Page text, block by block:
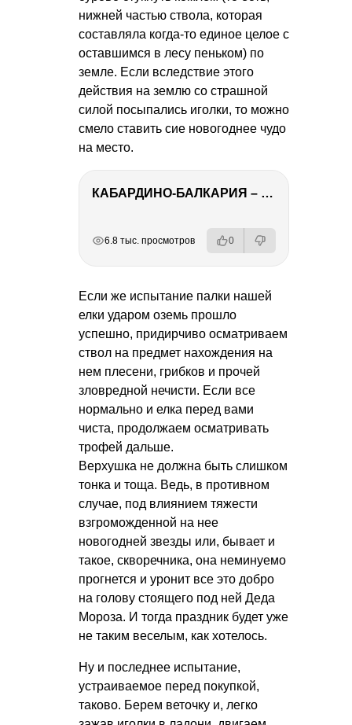
нижней частью ствола, которая
составляла когда-то единое целое с
оставшимся в лесу пеньком) по
земле. Если вследствие этого
действия на землю со страшной
силой посыпались иголки, то можно
смело ставить сие новогоднее чудо
на место.
КАБАРДИНО-БАЛКАРИЯ – ПУТЕШЕСТВИЕ НА КАВКАЗ часть 3
6.8 тыс. просмотров 0
Если же испытание палки нашей
елки ударом оземь прошло
успешно, придирчиво осматриваем
ствол на предмет нахождения на
нем плесени, грибков и прочей
зловредной нечисти. Если все
нормально и елка перед вами
чиста, продолжаем осматривать
трофей дальше.
Верхушка не должна быть слишком
тонка и тоща. Ведь, в противном
случае, под влиянием тяжести
взгроможденной на нее
новогодней звезды или, бывает и
такое, скворечника, она неминуемо
прогнется и уронит все это добро
на голову стоящего под ней Деда
Мороза. И тогда праздник будет уже
не таким веселым, как хотелось.
Ну и последнее испытание,
устраиваемое перед покупкой,
таково. Берем веточку и, легко